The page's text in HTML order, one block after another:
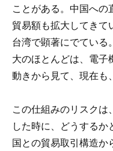
ことがある。中国への
貿易額も拡大してきて
台湾で顕著にでている
大のほとんどは、電子
動きから見て、現在も
この仕組みのリスクは
した時に、どうするか
国との貿易取引構造か